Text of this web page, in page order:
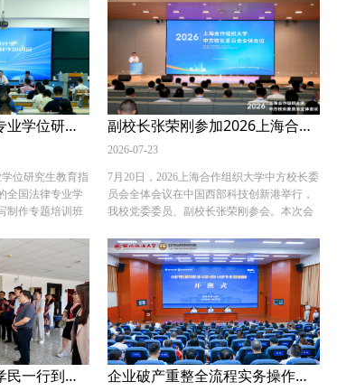
编辑部、政治学
社科院副院长乌
利等参会。双方
划、稿件编审、
，交流务实、氛
带队前往内蒙古
校长晓芳、法学
办学实际，围
育、教学资源
带队赴内蒙古大
研究基地调研座
共同体研究中心
法学赋能中华民
研究、期刊平
27日上午，张
法厅、自治区高
厅，厅党委委
责人与调研组座
外法治、营商环
育等深入对接。
记、院长杨宗仁
北政法大学 无锡市公安局教学科研实践基地
共建协议》，并为“西北政法大学实践教育基
地”揭牌。我校公安学院（公共安全法学院）
负责人，无锡市公安局领导、相关职能部门
负责人参加活动。 签约仪式座谈会上，郭武
军介绍了学校办学历史和学科专业特色，对
无锡市公安局支持学校人才培养工作表示感
谢。他指出，本次合作立足法治人才协同培
养，依托学校深厚的办学积淀与公安专业特
务创新优势，高水平推进实践教学、健全长
效合作机制，共同推动法学理论与公安实务
双向赋能、深度融合，助力法治公安与平安
中国建设。 谭永生副市长介绍了无锡城市发
展概况、全市公安整体工作成效，展示了市
局实习实训工作的做法与成效，并从教师教
官互派、协同培育法治人才、常态化学术实
务交流等方面，对双方后续深度合作前景作
出展望。 签约仪式前，郭武军一行参观了无
锡市公安局情指中心、合成侦查中心和基础
管控中心，观摩警舆同处、合成侦查、基础
管控等工作机制。 （供稿：公安学院 撰稿：
我校举办全国法律专业学位研究生视频教学案例编写制作专题培训班
位研究生教育指
全国法律专业学
制作专题培训班
常安，司法部法
员吕伟耀、本次
生院负责人出席
教指委副秘书
延安教授主持。
员表示热烈欢
基、法学学科建
。他表示，本次
强应用”的培养
副校长张荣刚参加2026上海合作组织大学中方校长委员会全体会议
2026-07-23
7月20日，2026上海合作组织大学中方校长委
员会全体会议在中国西部科技创新港举行，
我校党委委员、副校长张荣刚参会。本次会
作组织大学中方校长办公室主办。教育部国
际司、陕西省教育厅相关领导，上合组织大
学中方校长委员会全体成员及中方项目院校
代表参会。 会上，张荣刚代表学校领取了上
合组织大学中方校长委员会委员聘书，并与
院校代表围绕上合组织大学框架下的法治人
才联合培养、区域法律合作等议题进行了交
流，就进一步发挥政法类高校在涉外法治研
究领域的特色优势、推动上合组织大学内涵
雁塔区政协主席贠孝民一行到我校调研交流 企业破产重整全流程实务操作与新《公司法》适用及《企业破产法》修订前沿高级研修班在我校开班